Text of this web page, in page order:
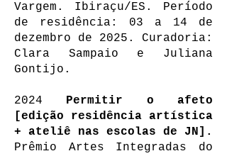
Vargem. Ibiraçu/ES. Período
de residência: 03 a 14 de
dezembro de 2025. Curadoria:
Clara Sampaio e Juliana
Gontijo.
2024 Permitir o afeto
[edição residência artística
+ ateliê nas escolas de JN].
Prêmio Artes Integradas do